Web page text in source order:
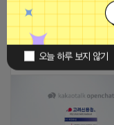
오늘 하루 보지 않기
비공개